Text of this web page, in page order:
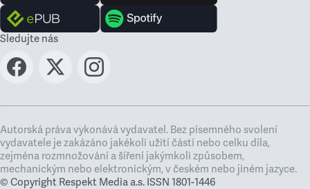
Sledujte nás
Autorská práva vykonává vydavatel. Bez písemného svolení
vydavatele je zakázáno jakékoli užití částí nebo celku díla,
zejména rozmnožování a šíření jakýmkoli způsobem,
mechanickým nebo elektronickým, v českém nebo jiném jazyce.
© Copyright Respekt Media a.s. ISSN 1801-1446